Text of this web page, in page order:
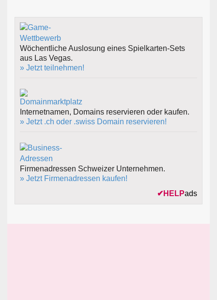
Wöchentliche Auslosung eines Spielkarten-Sets
aus Las Vegas.
» Jetzt teilnehmen!
Internetnamen, Domains reservieren oder kaufen.
» Jetzt .ch oder .swiss Domain reservieren!
Firmenadressen Schweizer Unternehmen.
» Jetzt Firmenadressen kaufen!
✔ HELPads